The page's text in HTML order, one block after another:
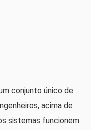
conjunto único de
acima de
sistemas funcionem